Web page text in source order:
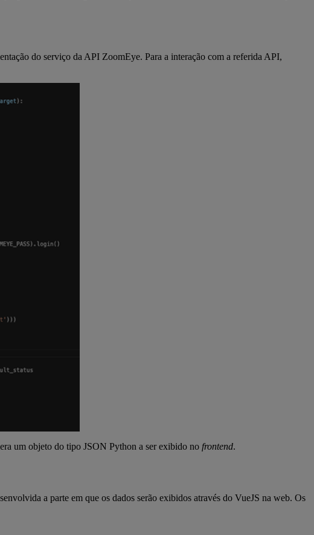
do serviço da API ZoomEye. Para a interação com a referida API,
um objeto do tipo JSON Python a ser exibido no frontend.
a parte em que os dados serão exibidos através do VueJS na web. Os